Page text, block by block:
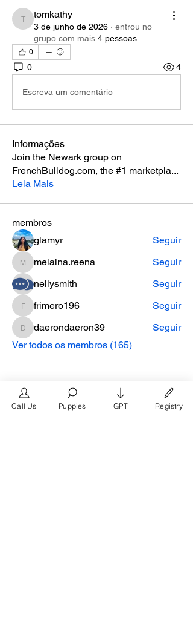
tomkathy
tomkathy
3 de junho de 2026 · entrou no
grupo com mais 4 pessoas
0
0 4
Escreva um comentário
Informações
Join the Newark group on
FrenchBulldog.com, the #1 marketpla...
Leia Mais
membros
glamyr
Seguir
melaina.reena
melaina.reena
Seguir
nellysmith
Seguir
frimero196
frimero196 Seguir
daerondaeron39
daerondaeron39
Seguir
Ver todos os membros (165)
Call Us Puppies GPT Registry